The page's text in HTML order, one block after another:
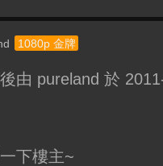
1080p 金牌
由 pureland 於
下樓主~